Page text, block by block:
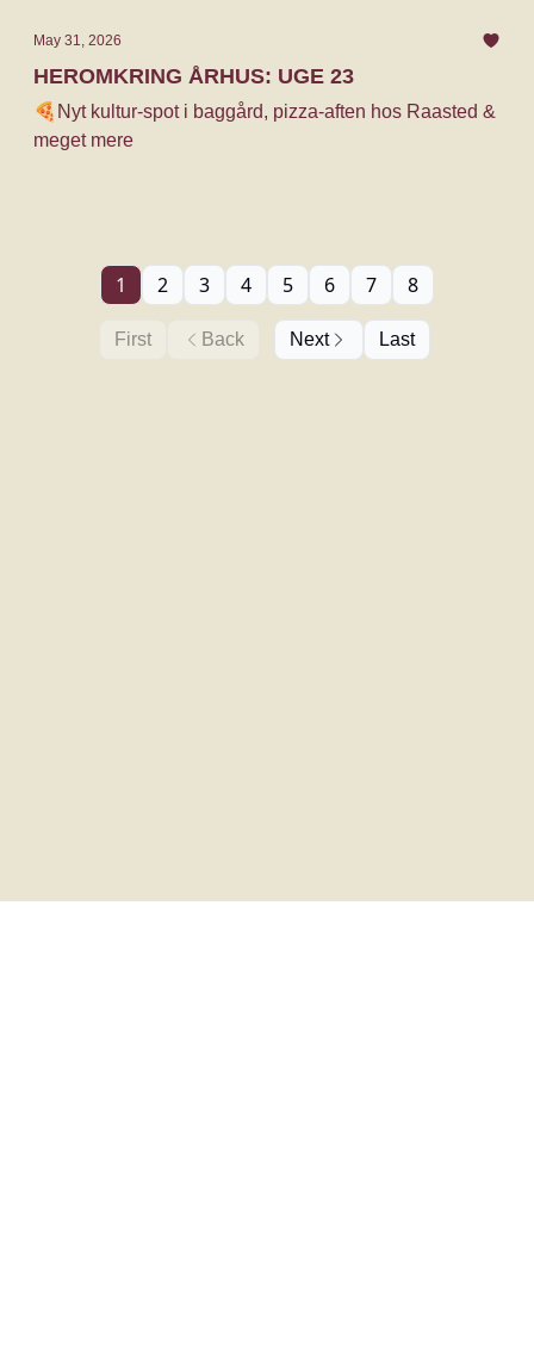
May 31, 2026
HEROMKRING ÅRHUS: UGE 23
🍕Nyt kultur-spot i baggård, pizza-aften hos Raasted &
meget mere
First Back
1 2 3 4 5 6 7 8
Next Last